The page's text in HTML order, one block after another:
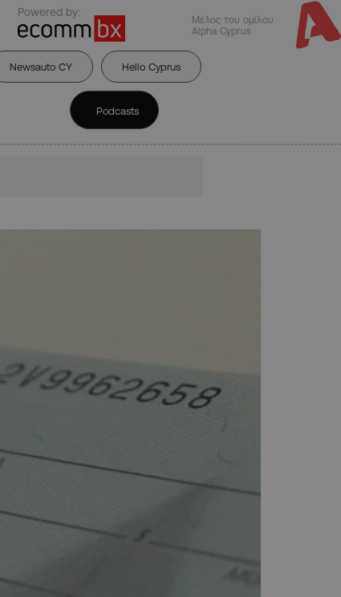
Powered by:
Μέλος του ομίλου
Alpha Cyprus
Newsauto CY Hello Cyprus
Podcasts